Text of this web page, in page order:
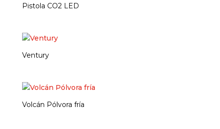
Pistola CO2 LED
Ventury
Volcán Pólvora fría